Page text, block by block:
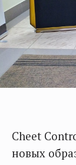
Cheet
новых